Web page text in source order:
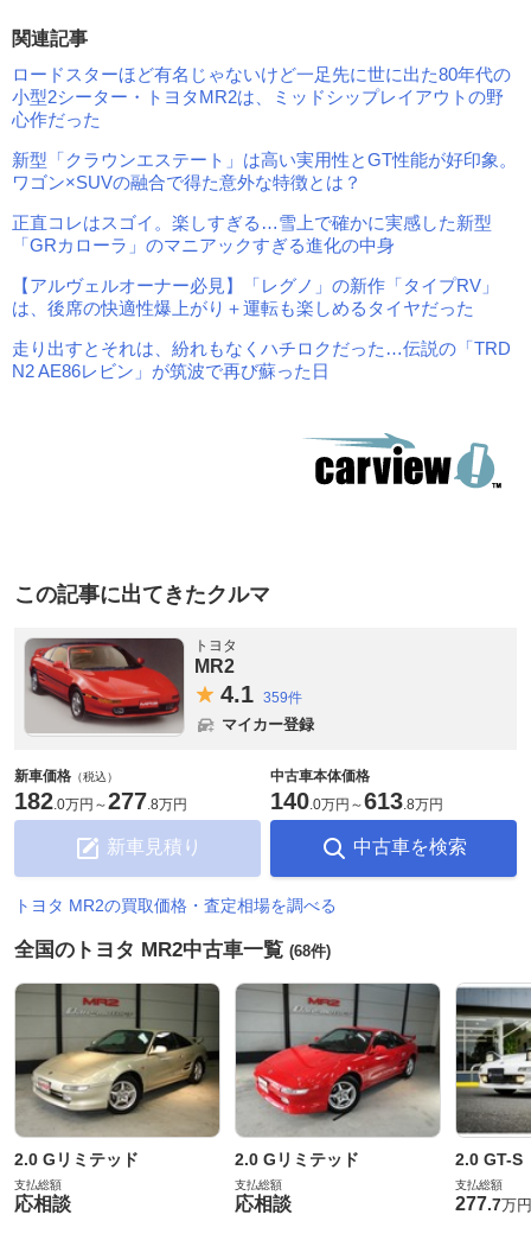
関連記事
ロードスターほど有名じゃないけど一足先に世に出た80年代の
小型2シーター・トヨタMR2は、ミッドシップレイアウトの野
心作だった
新型「クラウンエステート」は高い実用性とGT性能が好印象。
ワゴン×SUVの融合で得た意外な特徴とは？
正直コレはスゴイ。楽しすぎる…雪上で確かに実感した新型
「GRカローラ」のマニアックすぎる進化の中身
【アルヴェルオーナー必見】「レグノ」の新作「タイプRV」
は、後席の快適性爆上がり＋運転も楽しめるタイヤだった
走り出すとそれは、紛れもなくハチロクだった…伝説の「TRD
N2 AE86レビン」が筑波で再び蘇った日
この記事に出てきたクルマ
トヨタ
MR2
4.1 359件
マイカー登録
新車価格 （税込）
182 0万円 ～277 8万円
新車見積り
中古車本体価格
140 0万円 ～613 8万円
中古車を検索
トヨタ MR2の買取価格・査定相場を調べる
全国のトヨタ MR2中古車一覧 (68件)
2.0 Gリミテッド
支払総額
応相談
2.0 Gリミテッド
支払総額
応相談
2.0 GT-S
支払総額
277.7万円